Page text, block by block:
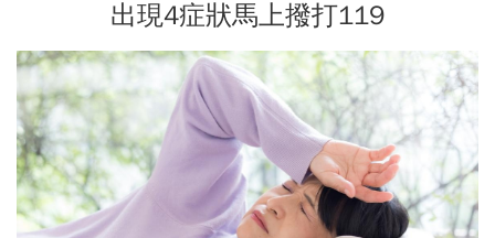
出現4症狀馬上撥打119